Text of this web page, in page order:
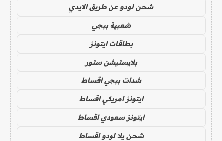
شحن لودو عن طريق الايدي
شعبية ببجي
بطاقات ايتونز
بلايستيشن ستور
شدات ببجي اقساط
ايتونز امريكي اقساط
ايتونز سعودي اقساط
شحن يلا لودو اقساط